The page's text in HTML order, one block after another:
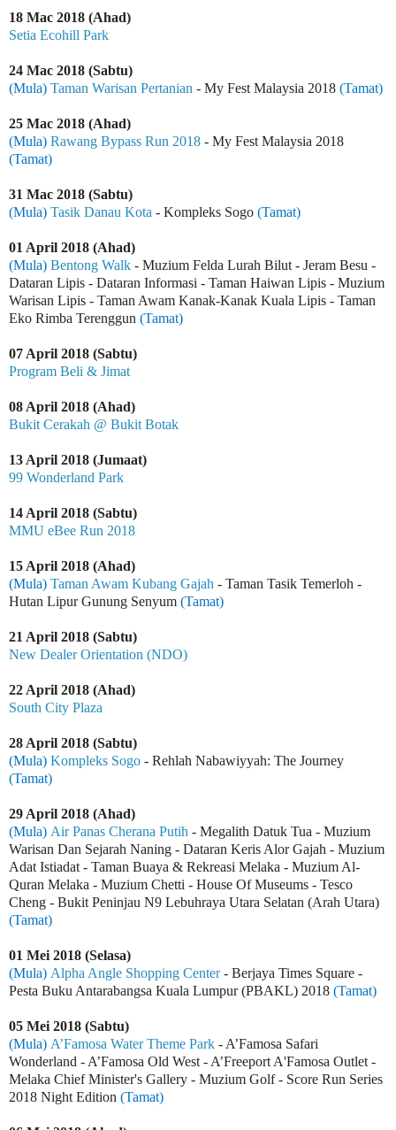
18 Mac 2018 (Ahad)
Setia Ecohill Park
24 Mac 2018 (Sabtu)
(Mula) Taman Warisan Pertanian - My Fest Malaysia 2018 (Tamat)
25 Mac 2018 (Ahad)
(Mula) Rawang Bypass Run 2018 - My Fest Malaysia 2018
(Tamat)
31 Mac 2018 (Sabtu)
(Mula) Tasik Danau Kota - Kompleks Sogo (Tamat)
01 April 2018 (Ahad)
(Mula) Bentong Walk - Muzium Felda Lurah Bilut - Jeram Besu -
Dataran Lipis - Dataran Informasi - Taman Haiwan Lipis - Muzium
Warisan Lipis - Taman Awam Kanak-Kanak Kuala Lipis - Taman
Eko Rimba Terenggun (Tamat)
07 April 2018 (Sabtu)
Program Beli & Jimat
08 April 2018 (Ahad)
Bukit Cerakah @ Bukit Botak
13 April 2018 (Jumaat)
99 Wonderland Park
14 April 2018 (Sabtu)
MMU eBee Run 2018
15 April 2018 (Ahad)
(Mula) Taman Awam Kubang Gajah - Taman Tasik Temerloh -
Hutan Lipur Gunung Senyum (Tamat)
21 April 2018 (Sabtu)
New Dealer Orientation (NDO)
22 April 2018 (Ahad)
South City Plaza
28 April 2018 (Sabtu)
(Mula) Kompleks Sogo - Rehlah Nabawiyyah: The Journey
(Tamat)
29 April 2018 (Ahad)
(Mula) Air Panas Cherana Putih - Megalith Datuk Tua - Muzium
Warisan Dan Sejarah Naning - Dataran Keris Alor Gajah - Muzium
Adat Istiadat - Taman Buaya & Rekreasi Melaka - Muzium Al-
Quran Melaka - Muzium Chetti - House Of Museums - Tesco
Cheng - Bukit Peninjau N9 Lebuhraya Utara Selatan (Arah Utara)
(Tamat)
01 Mei 2018 (Selasa)
(Mula) Alpha Angle Shopping Center- Berjaya Times Square -
Pesta Buku Antarabangsa Kuala Lumpur (PBAKL) 2018 (Tamat)
05 Mei 2018 (Sabtu)
(Mula) A’Famosa Water Theme Park - A’Famosa Safari
Wonderland - A’Famosa Old West - A’Freeport A'Famosa Outlet -
Melaka Chief Minister's Gallery - Muzium Golf - Score Run Series
2018 Night Edition (Tamat)